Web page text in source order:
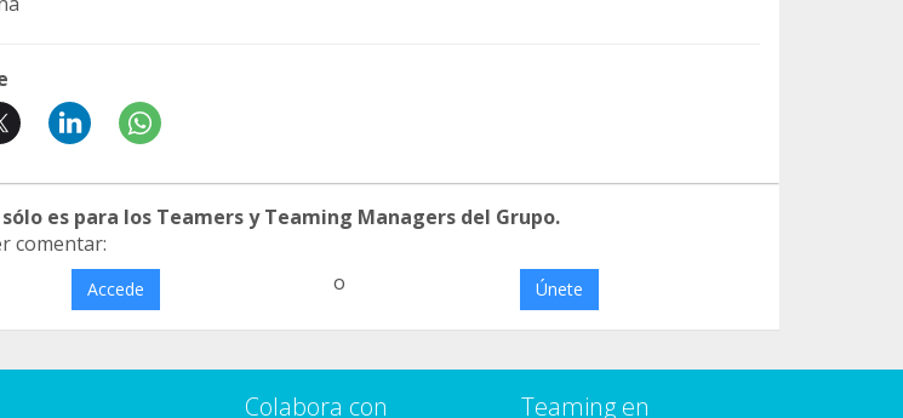
es para los Teamers y Teaming Managers del Grupo.
comentar:
Accede o Únete
Colabora con
Teaming en